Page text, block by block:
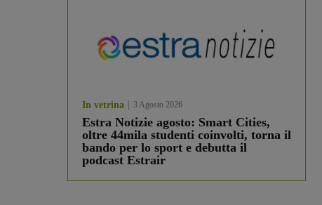
In vetrina 3 Agosto 2026
Estra Notizie agosto: Smart Cities,
oltre 44mila studenti coinvolti, torna il
bando per lo sport e debutta il
podcast Estrair